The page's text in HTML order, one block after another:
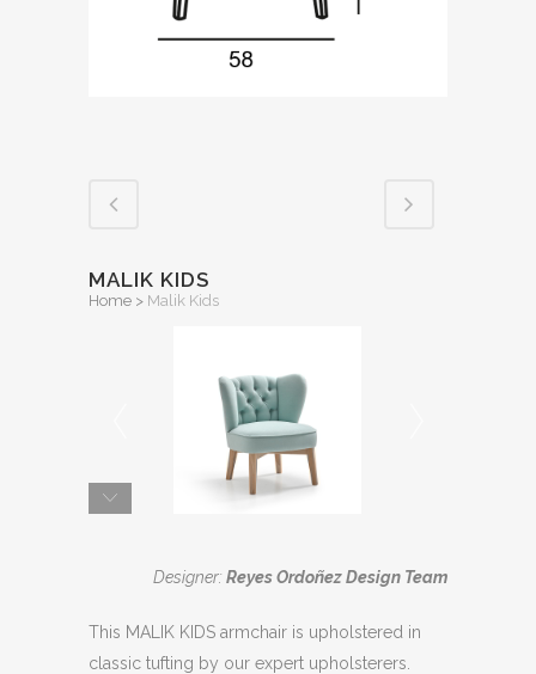
MALIK KIDS
Home > Malik Kids
Designer: Reyes Ordoñez Design Team
This MALIK KIDS armchair is upholstered in
classic tufting by our expert upholsterers.